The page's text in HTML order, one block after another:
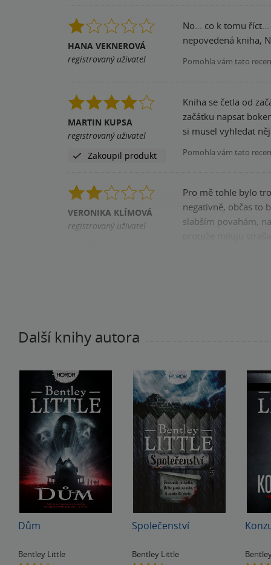
HANA VEKNEROVÁ
registrovaný uživatel
No... co k tomu
nepovedená kniha,
Pomohla vám tato
MARTIN KUPSA
registrovaný uživatel
Zakoupil produkt
Kniha se četla od
začátku napsat
si musel vyhledat
Pomohla vám tato
VERONIKA KLÍMOVÁ
registrovaný uživatel
Pro mě tohle bylo
negativně, občas to
slabším povahám,
Další knihy autora
Dům
Bentley Little
Společenství
Bentley Little